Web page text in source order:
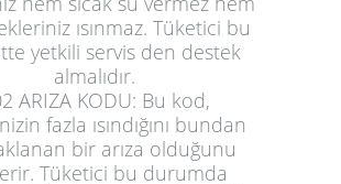
ısınmaz. Tüketici bu
yetkili servis den destek
almalıdır.
ARIZA KODU: Bu kod,
fazla ısındığını bundan
bir arıza olduğunu
Tüketici bu durumda